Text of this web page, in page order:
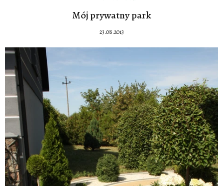
Mój prywatny park
23.08.2013